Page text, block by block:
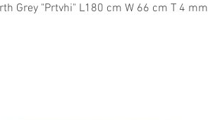
Snel overzicht
Grey "Prtvhi" L180 cm W 66 cm T 4 mm